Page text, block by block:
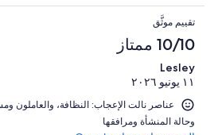
تقييم موثَّق
10/10 ممتاز
Lesley
١١ يونيو ٢٠٢٦
و⁦حالة المنشأة ومرافقها⁩